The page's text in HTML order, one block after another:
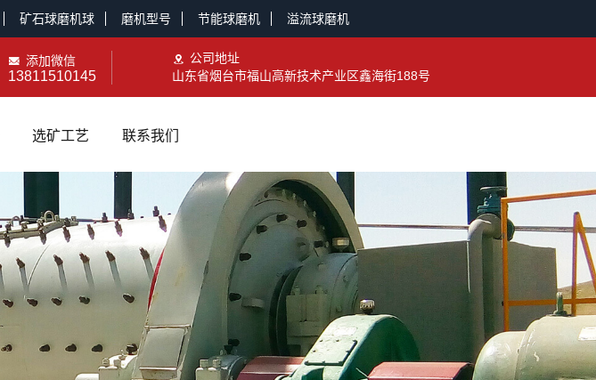
矿石球磨机球 磨机型号 节能球磨机 溢流球磨机
添加微信
13811510145
公司地址
山东省烟台市福山高新技术产业区鑫海街188号
选矿工艺 联系我们